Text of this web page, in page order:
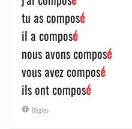
tu as composé
il a composé
nous avons composé
vous avez composé
ils ont composé
Règles